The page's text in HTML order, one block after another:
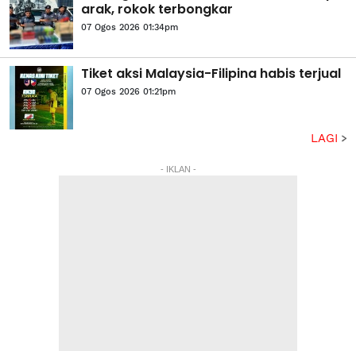
arak, rokok terbongkar
07 Ogos 2026 01:34pm
Tiket aksi Malaysia-Filipina habis terjual
07 Ogos 2026 01:21pm
LAGI
- IKLAN -